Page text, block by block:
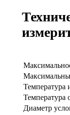
Температура
Диаметр